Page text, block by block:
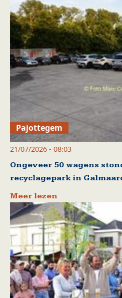
Pajottegem
21/07/2026 - 08:03
Ongeveer 50 wagens
recyclagepark in
Meer lezen